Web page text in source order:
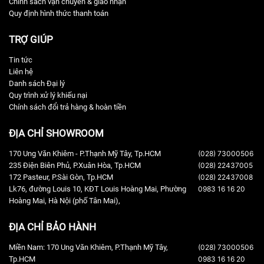
chồng thấp linh hoạt dễ dàng thay đổi góc phủ âm. Thùng loa sử
chống thấm và chống trầy xước, mặt lưới bảo vệ loa làm bằng
Ampli Sumico SU450
Ampli karaoke kỹ thuật số Sumico SU450
tích hợp vang số và
Quy định hình thức thanh toán
TRỢ GIÚP
Tin tức
Liên hệ
Danh sách Đại lý
Quy trình xử lý khiếu nại
Chính sách đổi trả hàng & hoàn tiền
ĐỊA CHỈ SHOWROOM
170 Ung Văn Khiêm - P.Thạnh Mỹ Tây, Tp.HCM
235 Điện Biên Phủ, P.Xuân Hòa, Tp.HCM
172 Pasteur, P.Sài Gòn, Tp.HCM
Lk76, đường Louis 10, KĐT Louis Hoàng Mai, Phường
Hoàng Mai, Hà Nội (phố Tân Mai),
(028) 73000506
(028) 22437005
(028) 22437008
0983 16 16 20
ĐỊA CHỈ BẢO HÀNH
Miền Nam: 170 Ung Văn Khiêm, P.Thạnh Mỹ Tây,
Tp.HCM
(028) 73000506
0983 16 16 20